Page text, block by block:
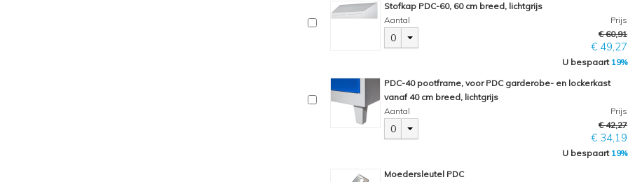
Stofkap PDC-60, 60 cm breed, lichtgrijs
Aantal
0
Prijs
€ 60,91
€ 49,27
U bespaart 19%
PDC-40 pootframe, voor PDC garderobe- en lockerkast
vanaf 40 cm breed, lichtgrijs
Aantal
0
Prijs
€ 42,27
€ 34,19
U bespaart 19%
Moedersleutel PDC